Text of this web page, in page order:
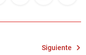
Siguiente